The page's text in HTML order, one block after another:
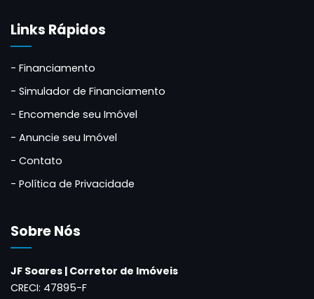
Links Rápidos
Financiamento
Simulador de Financiamento
Encomende seu Imóvel
Anuncie seu Imóvel
Contato
Política de Privacidade
Sobre Nós
JF Soares | Corretor de Imóveis
CRECI: 47895-F